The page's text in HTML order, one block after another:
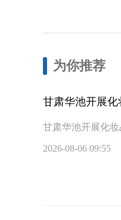
为你推荐
甘肃华池开展
甘肃华池开展化
2026-08-06 09:55